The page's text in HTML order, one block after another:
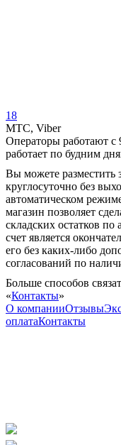
18
MTC, Viber
Операторы работают
работает по будним
Вы можете разместить
круглосуточно без
автоматическом
магазин позволяет
складских остатков
счет является
его без каких-либо
согласований по
Больше способов
«Контакты»
О компанииОтзывы
оплатаКонтакты